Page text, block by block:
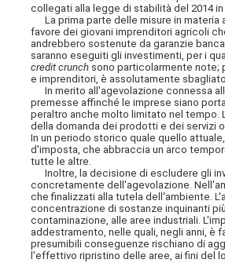
collegati alla legge di stabilità del 2014
La prima parte delle misure in materia
favore dei giovani imprenditori agricoli
andrebbero sostenute da garanzie
saranno eseguiti gli investimenti, per i
credit crunch sono particolarmente note;
e imprenditori, è assolutamente
In merito all'agevolazione connessa
premesse affinché le imprese siano
peraltro anche molto limitato nel tempo.
della domanda dei prodotti e dei servizi
In un periodo storico quale quello
d'imposta, che abbraccia un arco
tutte le altre.
Inoltre, la decisione di escludere gli
concretamente dell'agevolazione.
che finalizzati alla tutela dell'ambiente.
concentrazione di sostanze inquinanti
contaminazione, alle aree industriali.
addestramento, nelle quali, negli anni,
presumibili conseguenze rischiano di
l'effettivo ripristino delle aree, ai fini del